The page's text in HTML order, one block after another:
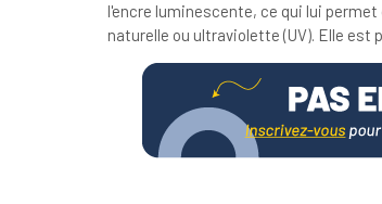
l'encre luminescente, ce qui lui
naturelle ou ultraviolette (UV). Elle est